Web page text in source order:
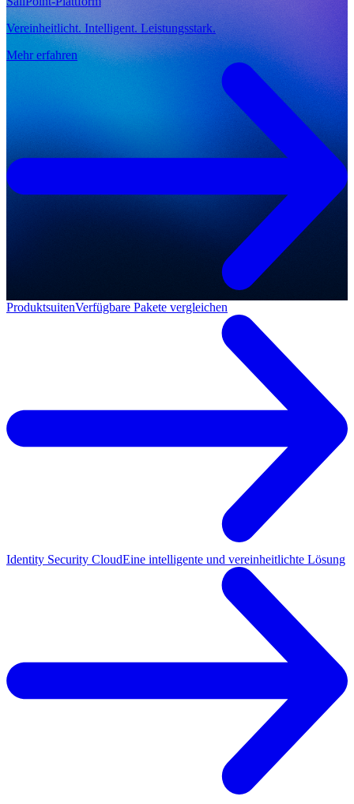
Vereinheitlicht. Intelligent. Leistungsstark.
Mehr erfahren
ProduktsuitenVerfügbare Pakete vergleichen
Identity Security CloudEine intelligente und vereinheitlichte Lösung